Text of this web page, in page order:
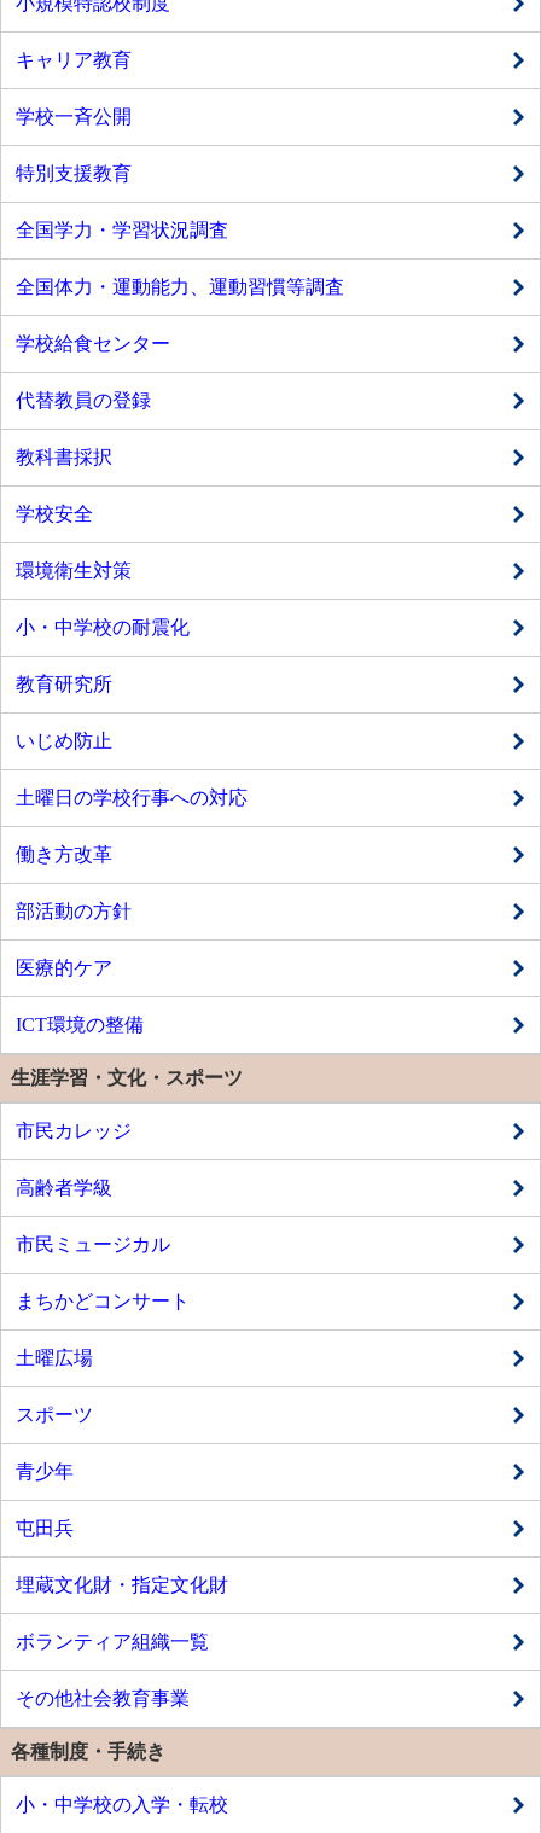
キャリア教育
学校一斉公開
特別支援教育
全国学力・学習状況調査
全国体力・運動能力、運動習慣等調査
学校給食センター
代替教員の登録
教科書採択
学校安全
環境衛生対策
小・中学校の耐震化
教育研究所
いじめ防止
土曜日の学校行事への対応
働き方改革
部活動の方針
医療的ケア
ICT環境の整備
生涯学習・文化・スポーツ
市民カレッジ
高齢者学級
市民ミュージカル
まちかどコンサート
土曜広場
スポーツ
青少年
屯田兵
埋蔵文化財・指定文化財
ボランティア組織一覧
その他社会教育事業
各種制度・手続き
小・中学校の入学・転校